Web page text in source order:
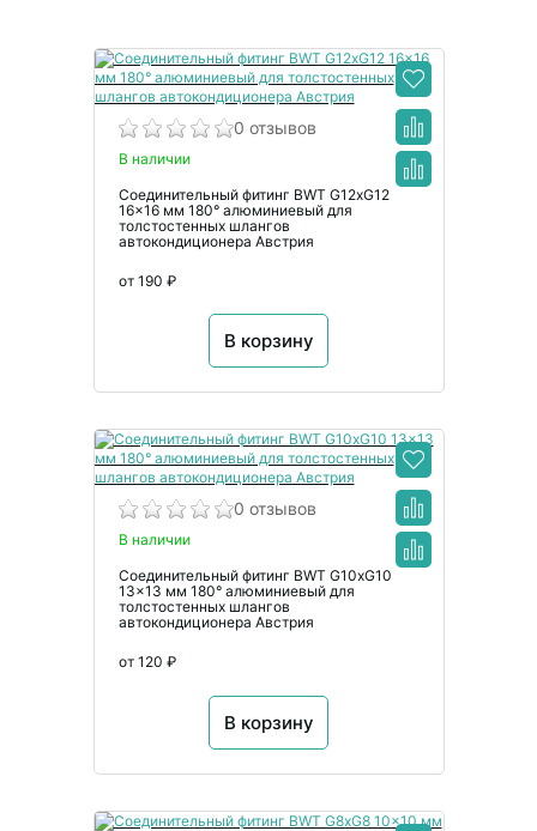
0 отзывов
В наличии
Соединительный фитинг BWT G12xG12
16x16 мм 180° алюминиевый для
толстостенных шлангов
автокондиционера Австрия
от 190 ₽
В корзину
0 отзывов
В наличии
Соединительный фитинг BWT G10xG10
13x13 мм 180° алюминиевый для
толстостенных шлангов
автокондиционера Австрия
от 120 ₽
В корзину